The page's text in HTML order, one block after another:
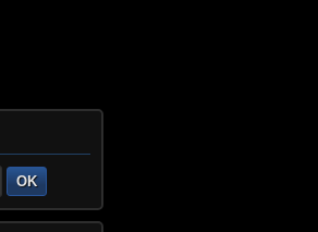
OK